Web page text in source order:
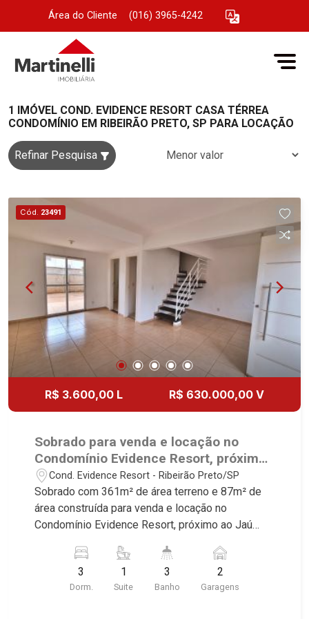
Área do Cliente (016) 3965-4242
1 IMÓVEL COND. EVIDENCE RESORT CASA TÉRREA
CONDOMÍNIO EM RIBEIRÃO PRETO, SP PARA LOCAÇÃO
Refinar Pesquisa
Cód. 23491
R$ 3.600,00 L R$ 630.000,00 V
Sobrado para venda e locação no
Condomínio Evidence Resort, próximo
ao Jaú Serve Supermercado - Ribeirão
Preto/SP.
Cond. Evidence Resort - Ribeirão Preto/SP
Sobrado com 361m² de área terreno e 87m² de
área construída para venda e locação no
Condomínio Evidence Resort, próximo ao Jaú
Resort, Ribeirão Preto/SP. 3 dormitórios com
armários sendo 1 suíte, banheiro social, sala 2
ambientes, banheiro social, cozinha planejada,
3
Dorm.
1
Suite
3
Banho
2
Garagens